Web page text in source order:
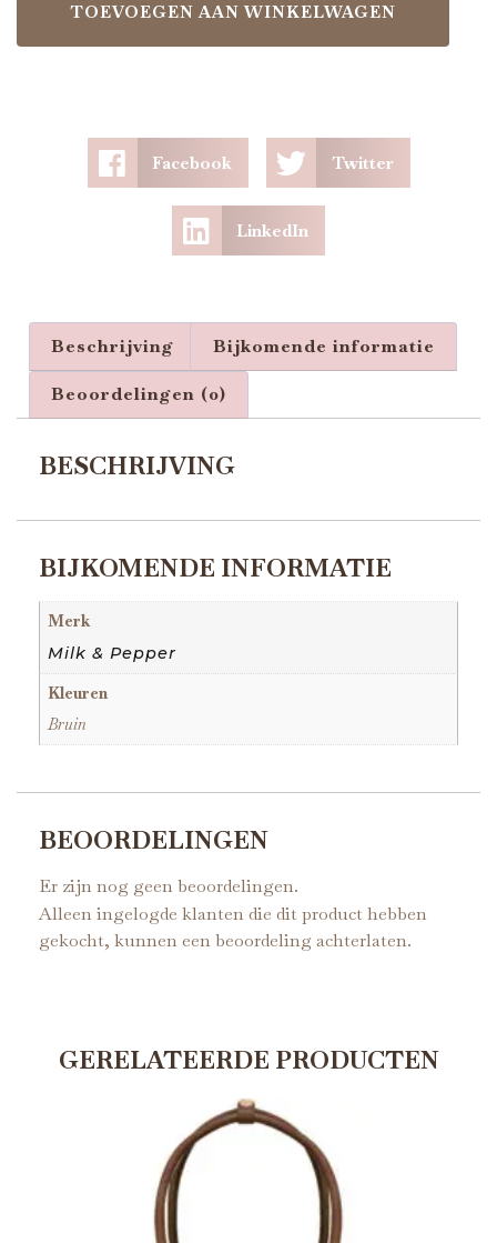
TOEVOEGEN AAN WINKELWAGEN
Facebook Twitter
LinkedIn
Beschrijving Bijkomende informatie
Beoordelingen (0)
BESCHRIJVING
BIJKOMENDE INFORMATIE
Merk
Milk & Pepper
Kleuren
Bruin
BEOORDELINGEN
Er zijn nog geen beoordelingen.
Alleen ingelogde klanten die dit product hebben
gekocht, kunnen een beoordeling achterlaten.
GERELATEERDE PRODUCTEN